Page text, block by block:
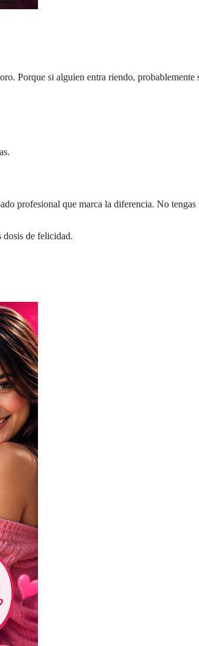
Porque si alguien entra riendo, probablemente
profesional que marca la diferencia. No tengas
dosis de felicidad.